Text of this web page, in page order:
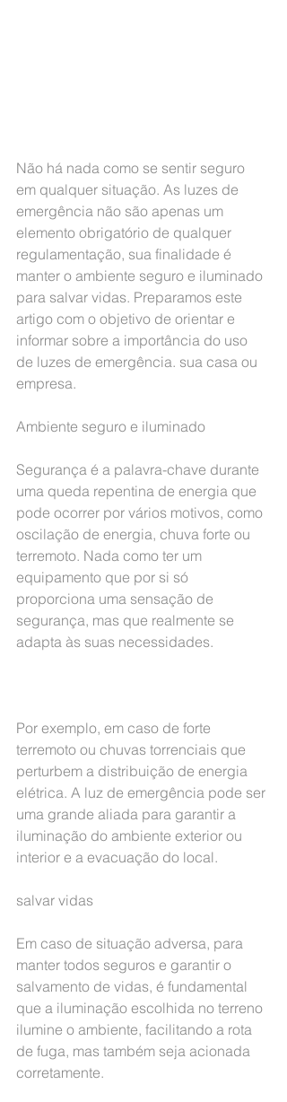
Não há nada como se sentir seguro
em qualquer situação. As luzes de
emergência não são apenas um
elemento obrigatório de qualquer
regulamentação, sua finalidade é
manter o ambiente seguro e iluminado
para salvar vidas. Preparamos este
artigo com o objetivo de orientar e
informar sobre a importância do uso
de luzes de emergência. sua casa ou
empresa.
Ambiente seguro e iluminado
Segurança é a palavra-chave durante
uma queda repentina de energia que
pode ocorrer por vários motivos, como
oscilação de energia, chuva forte ou
terremoto. Nada como ter um
equipamento que por si só
proporciona uma sensação de
segurança, mas que realmente se
adapta às suas necessidades.
Por exemplo, em caso de forte
terremoto ou chuvas torrenciais que
perturbem a distribuição de energia
elétrica. A luz de emergência pode ser
uma grande aliada para garantir a
iluminação do ambiente exterior ou
interior e a evacuação do local.
salvar vidas
Em caso de situação adversa, para
manter todos seguros e garantir o
salvamento de vidas, é fundamental
que a iluminação escolhida no terreno
ilumine o ambiente, facilitando a rota
de fuga, mas também seja acionada
corretamente.